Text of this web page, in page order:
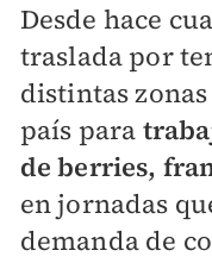
Desde hace
traslada por
distintas
país para
de berries,
en jornadas
demanda de